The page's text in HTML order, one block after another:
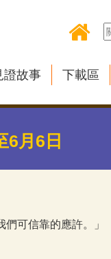
證故事 下載區
6月6日
可信靠的應許。」